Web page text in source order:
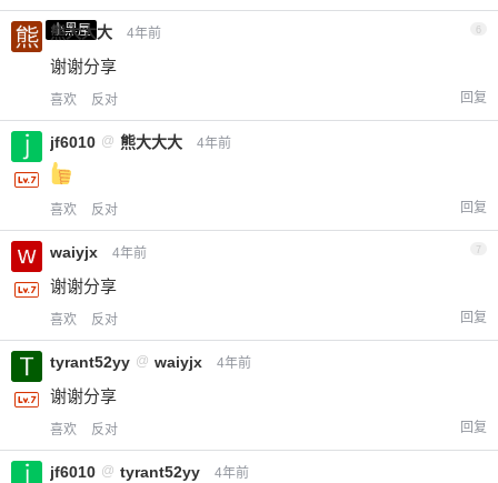
小黑屋
熊大大大 4年前 6
谢谢分享
喜欢 反对 回复
jf6010 @ 熊大大大 4年前
喜欢 反对 回复
waiyjx 4年前 7
谢谢分享
喜欢 反对 回复
tyrant52yy @ waiyjx 4年前
谢谢分享
喜欢 反对 回复
jf6010 @ tyrant52yy 4年前